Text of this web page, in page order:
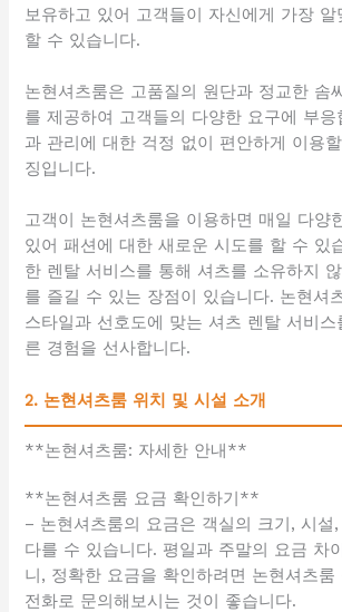
보유하고 있어 고객들이 자신에게 가장 알
할 수 있습니다.
논현셔츠룸은 고품질의 원단과 정교한 솜
를 제공하여 고객들의 다양한 요구에 부
과 관리에 대한 걱정 없이 편안하게 이용
징입니다.
고객이 논현셔츠룸을 이용하면 매일 다양
있어 패션에 대한 새로운 시도를 할 수 있
한 렌탈 서비스를 통해 셔츠를 소유하지
를 즐길 수 있는 장점이 있습니다. 논현셔
스타일과 선호도에 맞는 셔츠 렌탈 서비
른 경험을 선사합니다.
2. 논현셔츠룸 위치 및 시설 소개
**논현셔츠룸: 자세한 안내**
**논현셔츠룸 요금 확인하기**
– 논현셔츠룸의 요금은 객실의 크기, 시설
다를 수 있습니다. 평일과 주말의 요금 차
니, 정확한 요금을 확인하려면 논현셔츠
전화로 문의해보시는 것이 좋습니다.